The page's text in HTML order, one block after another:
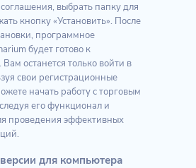
выбрать папку для
кнопку «Установить». После
программное
будет готово к
останется только войти в
свои регистрационные
начать работу с торговым
его функционал и
проведения эффективных
для компьютера